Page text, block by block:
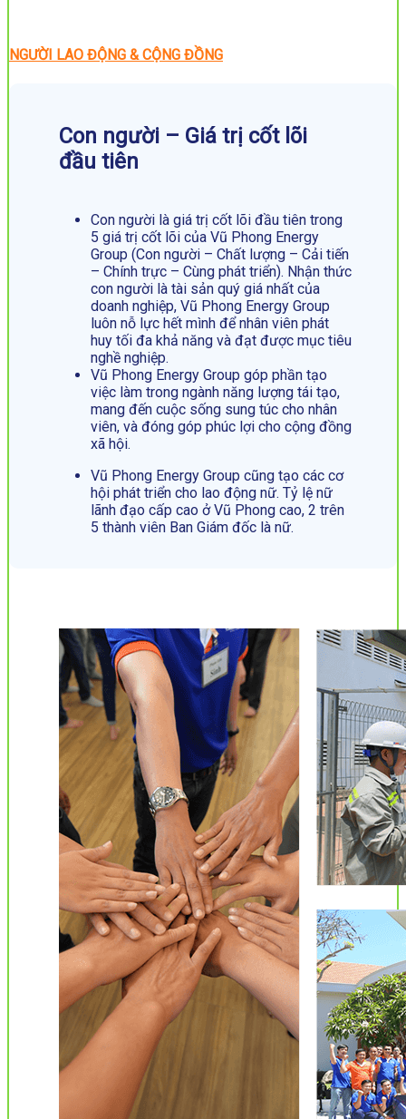
NGƯỜI LAO ĐỘNG & CỘNG ĐỒNG
Con người – Giá trị cốt lõi
đầu tiên
Con người là giá trị cốt lõi đầu tiên trong
5 giá trị cốt lõi của Vũ Phong Energy
Group (Con người – Chất lượng – Cải tiến
– Chính trực – Cùng phát triển). Nhận thức
con người là tài sản quý giá nhất của
doanh nghiệp, Vũ Phong Energy Group
luôn nỗ lực hết mình để nhân viên phát
huy tối đa khả năng và đạt được mục tiêu
nghề nghiệp.
Vũ Phong Energy Group góp phần tạo
việc làm trong ngành năng lượng tái tạo,
mang đến cuộc sống sung túc cho nhân
viên, và đóng góp phúc lợi cho cộng đồng
xã hội.
Vũ Phong Energy Group cũng tạo các cơ
hội phát triển cho lao động nữ. Tỷ lệ nữ
lãnh đạo cấp cao ở Vũ Phong cao, 2 trên
5 thành viên Ban Giám đốc là nữ.